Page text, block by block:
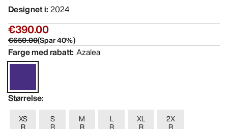
Designet i: 2024
€390.00
€650.00(Spar40%)
Farge med rabatt: Azalea
Størrelse:
XS S M L XL 2X